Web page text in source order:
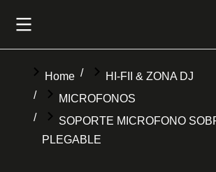
You are here:
Home
HI-FII & ZONA DJ
MICROFONOS
SOPORTE MICROFONO
PLEGABLE